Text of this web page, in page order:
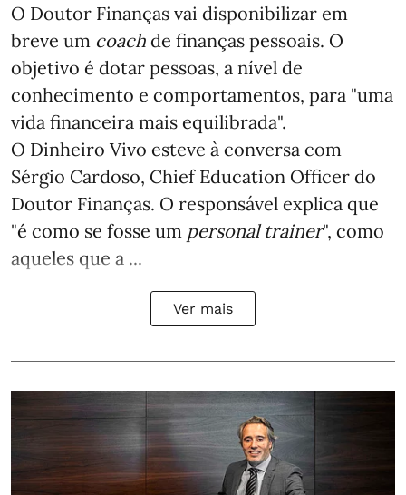
O Doutor Finanças vai disponibilizar em
breve um coach de finanças pessoais. O
objetivo é dotar pessoas, a nível de
conhecimento e comportamentos, para "uma
vida financeira mais equilibrada".
O Dinheiro Vivo esteve à conversa com
Sérgio Cardoso, Chief Education Officer do
Doutor Finanças. O responsável explica que
"é como se fosse um personal trainer", como
aqueles que a ...
Ver mais